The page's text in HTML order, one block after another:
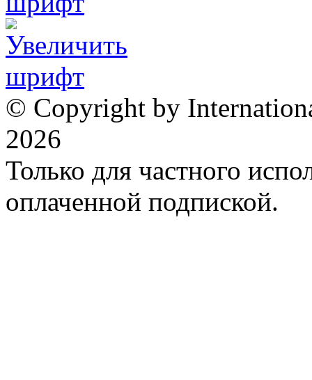
© Copyright by
2026
Только для частного
оплаченной подпиской.